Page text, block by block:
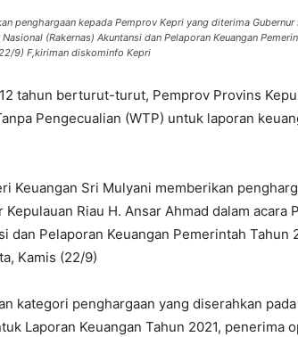
penghargaan kepada Pemprov Kepri yang diterima Gubernur
(Rakernas) Akuntansi dan Pelaporan Keuangan
9) F,kiriman diskominfo Kepri
tahun berturut-turut, Pemprov Provins
Pengecualian (WTP) untuk laporan
Keuangan Sri Mulyani memberikan
Riau H. Ansar Ahmad dalam acara
dan Pelaporan Keuangan Pemerintah Tahun
Kamis (22/9)
kategori penghargaan yang diserahkan
Laporan Keuangan Tahun 2021, penerima